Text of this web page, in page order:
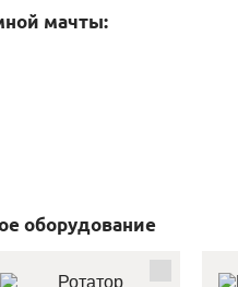
мачты:
оборудование